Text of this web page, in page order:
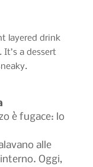
layered drink
It’s a dessert
è fugace: lo
alle
Oggi,